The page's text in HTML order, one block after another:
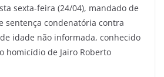
sexta-feira (24/04), mandado de
sentença condenatória contra
idade não informada, conhecido
homicídio de Jairo Roberto